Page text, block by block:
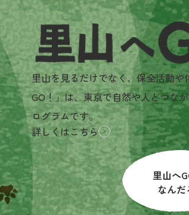
里山へGO!とは？
里山を見るだけでなく、保全活動
GO！」は、東京で自然や人とつな
ログラムです。
詳しくはこちら
里山へ
なんだ